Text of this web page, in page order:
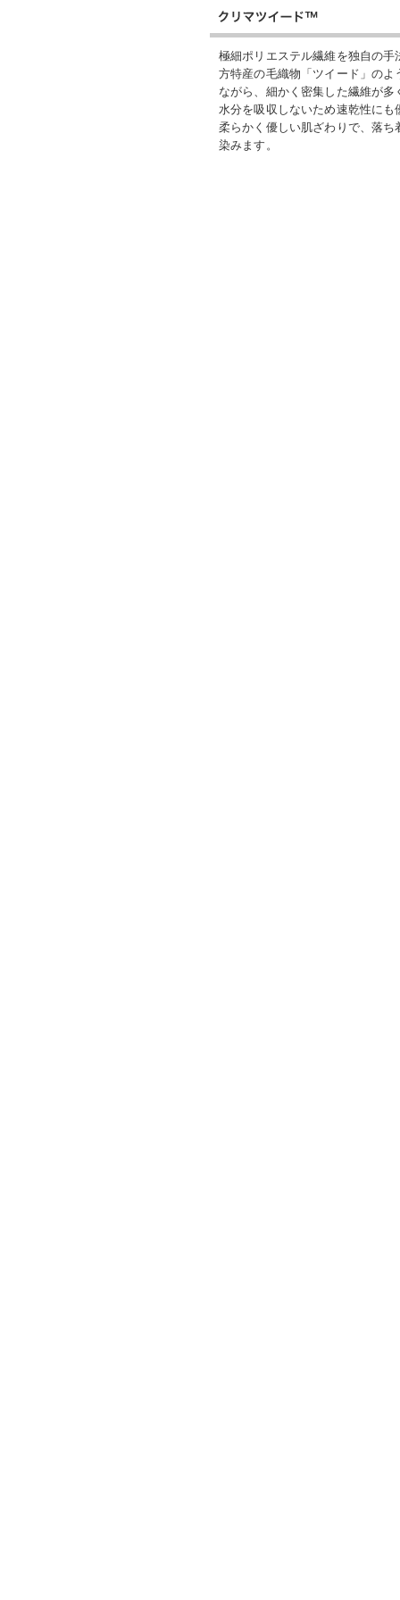
極細ポリエステル繊維を独自の
方特産の毛織物「ツイード」の
ながら、細かく密集した繊維が
水分を吸収しないため速乾性にも
柔らかく優しい肌ざわりで、落
染みます。